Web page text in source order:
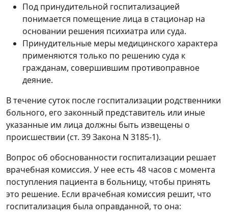
Под принудительной госпитализацией
понимается помещение лица в стационар на
основании решения психиатра или суда.
Принудительные меры медицинского характера
применяются только по решению суда к
гражданам, совершившим противоправное
деяние.
В течение суток после госпитализации родственники
больного, его законный представитель или иные
указанные им лица должны быть извещены о
происшествии (ст. 39 Закона N 3185-1).
Вопрос об обоснованности госпитализации решает
врачебная комиссия. У нее есть 48 часов с момента
поступления пациента в больницу, чтобы принять
это решение. Если врачебная комиссия решит, что
госпитализация была оправданной, то она: